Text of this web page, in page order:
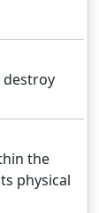
destroy
the
physical